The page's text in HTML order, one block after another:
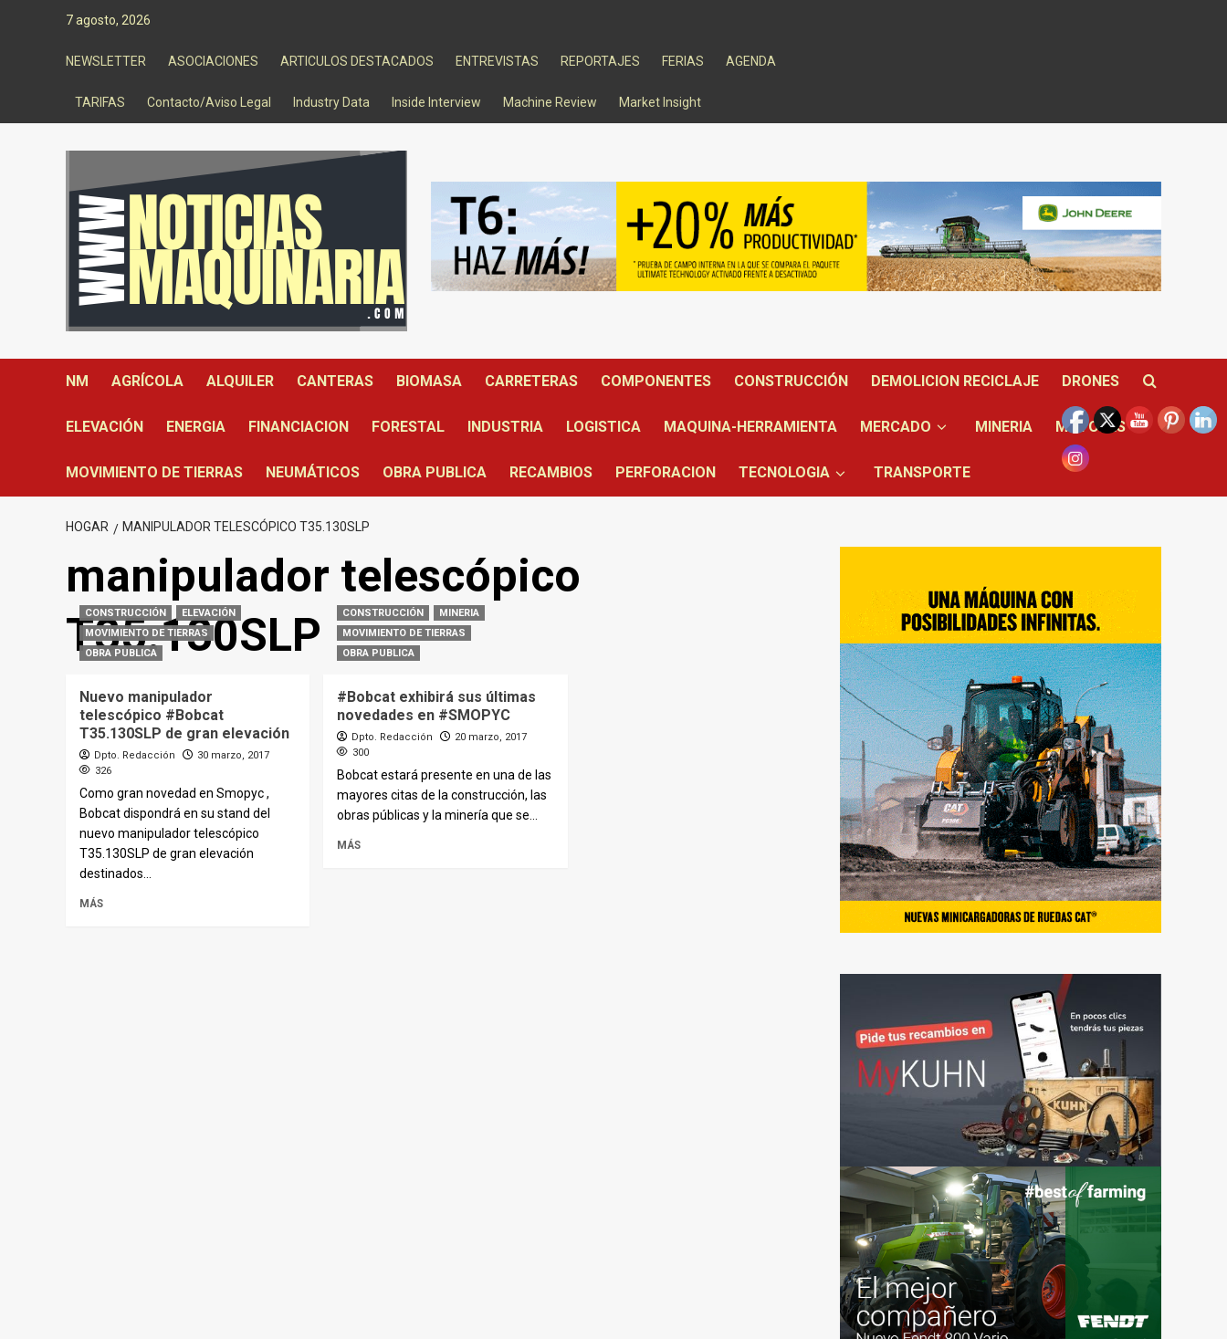
7 agosto, 2026
NEWSLETTER ASOCIACIONES ARTICULOS DESTACADOS ENTREVISTAS REPORTAJES FERIAS AGENDA
TARIFAS Contacto/Aviso Legal Industry Data Inside Interview Machine Review Market Insight
NM AGRÍCOLA ALQUILER CANTERAS BIOMASA CARRETERAS COMPONENTES CONSTRUCCIÓN DEMOLICION RECICLAJE DRONES
ELEVACIÓN ENERGIA FINANCIACION FORESTAL INDUSTRIA LOGISTICA MAQUINA-HERRAMIENTA MERCADO MINERIA MOTORES
MOVIMIENTO DE TIERRAS NEUMÁTICOS OBRA PUBLICA RECAMBIOS PERFORACION TECNOLOGIA TRANSPORTE
HOGAR MANIPULADOR TELESCÓPICO T35.130SLP
manipulador telescópico
T35.130SLP
CONSTRUCCIÓN
ELEVACIÓN
MOVIMIENTO DE TIERRAS
OBRA PUBLICA
Nuevo manipulador
telescópico #Bobcat
T35.130SLP de gran elevación
Dpto. Redacción
30 marzo, 2017
326
Como gran novedad en Smopyc ,
Bobcat dispondrá en su stand del
nuevo manipulador telescópico
T35.130SLP de gran elevación
destinados...
MÁS
CONSTRUCCIÓN
MINERIA
MOVIMIENTO DE TIERRAS
OBRA PUBLICA
#Bobcat exhibirá sus últimas
novedades en #SMOPYC
Dpto. Redacción
20 marzo, 2017
300
Bobcat estará presente en una de las
mayores citas de la construcción, las
obras públicas y la minería que se...
MÁS